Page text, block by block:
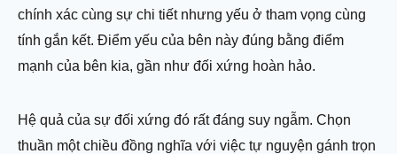
chính xác cùng sự chi tiết nhưng yếu ở tham vọng cùng
tính gắn kết. Điểm yếu của bên này đúng bằng điểm
mạnh của bên kia, gần như đối xứng hoàn hảo.
Hệ quả của sự đối xứng đó rất đáng suy ngẫm. Chọn
thuần một chiều đồng nghĩa với việc tự nguyện gánh trọn